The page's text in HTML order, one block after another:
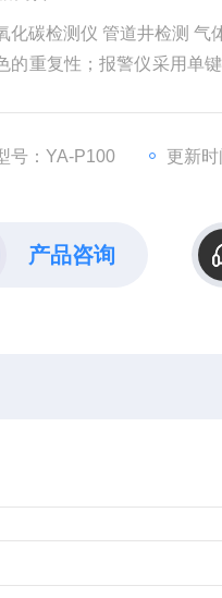
化碳检测仪 管道井检测 气
的重复性；报警仪采用单
号：YA-P100 更新
产品咨询